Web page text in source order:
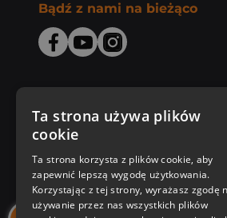
Bądź z nami na bieżąco
Zakupy u nas
Nasza oferta
Nasi autorzy
Ta strona używa plików
cookie
Ta strona korzysta z plików cookie, aby
zapewnić lepszą wygodę użytkowania.
Korzystając z tej strony, wyrażasz zgodę
używanie przez nas wszystkich plików